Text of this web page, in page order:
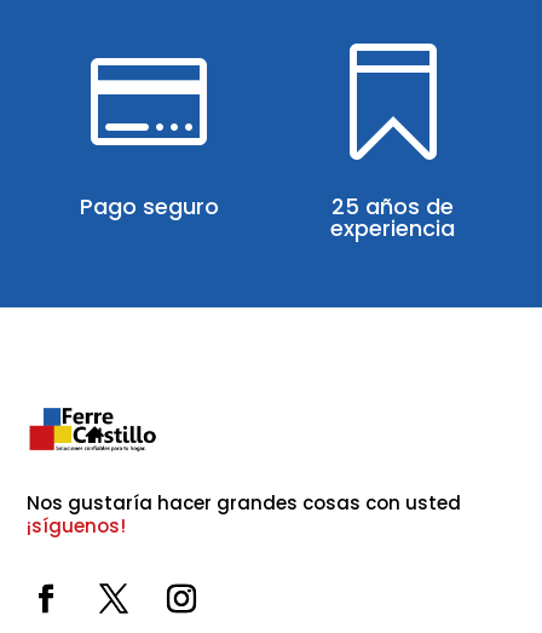

Pago seguro

25 años de
experiencia
Nos gustaría hacer grandes cosas con usted
¡síguenos!